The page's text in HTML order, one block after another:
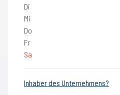
Di
Mi
Do
Fr
Sa
Inhaber des Unternehmens?